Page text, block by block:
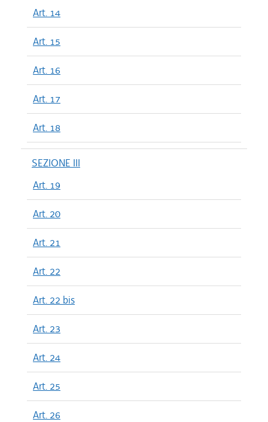
Art. 14
Art. 15
Art. 16
Art. 17
Art. 18
SEZIONE III
Art. 19
Art. 20
Art. 21
Art. 22
Art. 22 bis
Art. 23
Art. 24
Art. 25
Art. 26